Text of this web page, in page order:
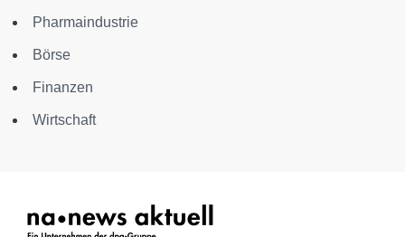
Pharmaindustrie
Börse
Finanzen
Wirtschaft